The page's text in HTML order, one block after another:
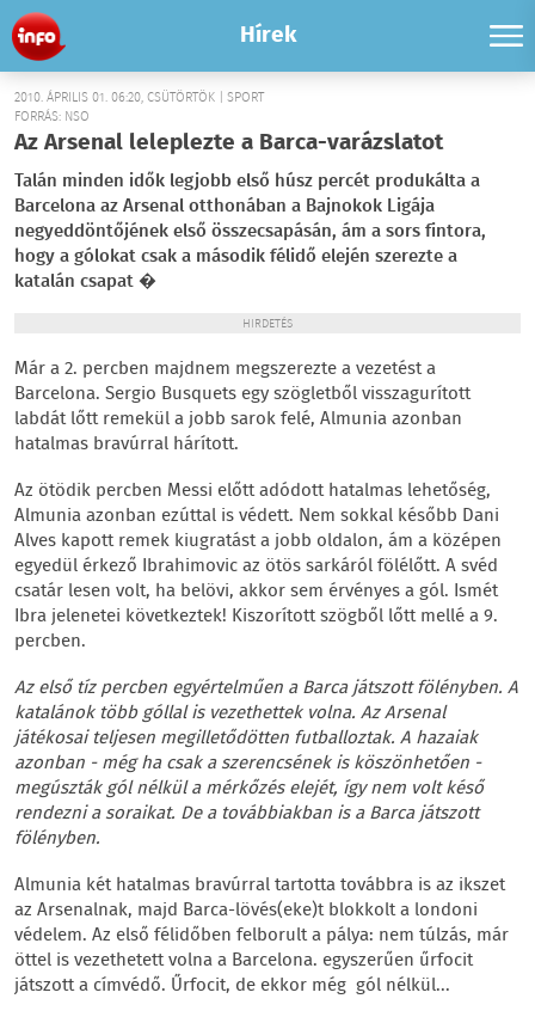
Hírek
2010. ÁPRILIS 01. 06:20, CSÜTÖRTÖK | SPORT
FORRÁS: NSO
Az Arsenal leleplezte a Barca-varázslatot
Talán minden idők legjobb első húsz percét produkálta a
Barcelona az Arsenal otthonában a Bajnokok Ligája
negyeddöntőjének első összecsapásán, ám a sors fintora,
hogy a gólokat csak a második félidő elején szerezte a
katalán csapat �
HIRDETÉS
Már a 2. percben majdnem megszerezte a vezetést a
Barcelona. Sergio Busquets egy szögletből visszagurított
labdát lőtt remekül a jobb sarok felé, Almunia azonban
hatalmas bravúrral hárított.
Az ötödik percben Messi előtt adódott hatalmas lehetőség,
Almunia azonban ezúttal is védett. Nem sokkal később Dani
Alves kapott remek kiugratást a jobb oldalon, ám a középen
egyedül érkező Ibrahimovic az ötös sarkáról fölélőtt. A svéd
csatár lesen volt, ha belövi, akkor sem érvényes a gól. Ismét
Ibra jelenetei következtek! Kiszorított szögből lőtt mellé a 9.
percben.
Az első tíz percben egyértelműen a Barca játszott fölényben. A
katalánok több góllal is vezethettek volna. Az Arsenal
játékosai teljesen megilletődötten futballoztak. A hazaiak
azonban - még ha csak a szerencsének is köszönhetően -
megúszták gól nélkül a mérkőzés elejét, így nem volt késő
rendezni a soraikat. De a továbbiakban is a Barca játszott
fölényben.
Almunia két hatalmas bravúrral tartotta továbbra is az ikszet
az Arsenalnak, majd Barca-lövés(eke)t blokkolt a londoni
védelem. Az első félidőben felborult a pálya: nem túlzás, már
öttel is vezethetett volna a Barcelona. egyszerűen űrfocit
játszott a címvédő. Űrfocit, de ekkor még gól nélkül...